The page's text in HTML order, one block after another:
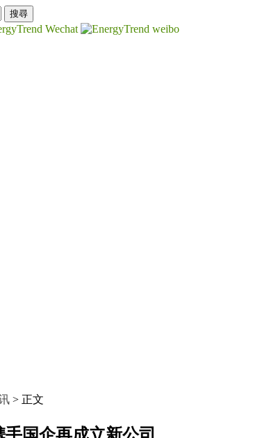
> 正文